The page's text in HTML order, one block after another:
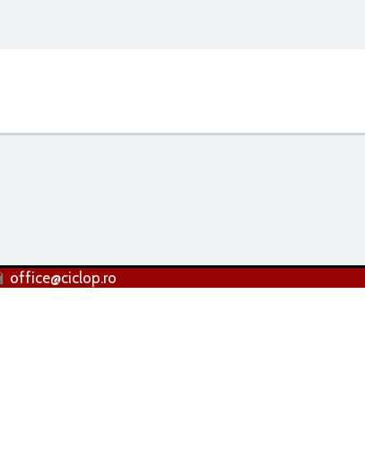
office@ciclop.ro